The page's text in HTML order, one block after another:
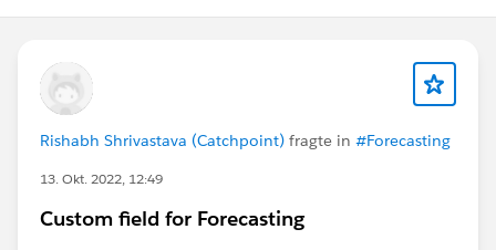
Rishabh Shrivastava (Catchpoint) fragte in #Forecasting
13. Okt. 2022, 12:49
Custom field for Forecasting